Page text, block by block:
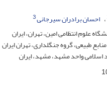
احسان برادران سیرجانی3
علوم انتظامی امین، تهران، ایران
طبیعی، گروه جنگلداری، تهران ایران
اسلامی واحد مشهد، مشهد، ایران